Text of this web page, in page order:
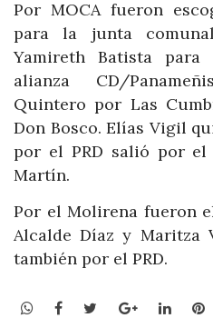
Por MOCA fueron
para la junta
Yamireth Batista
alianza CD/
Quintero por Las
Don Bosco. Elías Vigil
por el PRD salió por
Martín.
Por el Molirena fueron
Alcalde Díaz y Maritza
también por el PRD.
WhatsApp
Facebook
TwitterGoogle+